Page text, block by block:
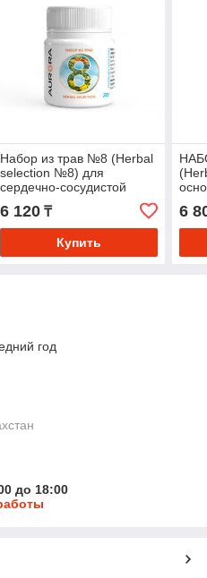
Набор из трав №8 (Herbal
selection №8) для
сердечно-сосудистой
системы с прополисом и
маточным молочком, 20 г
6 120₸
Купить
6
год
до 18:00